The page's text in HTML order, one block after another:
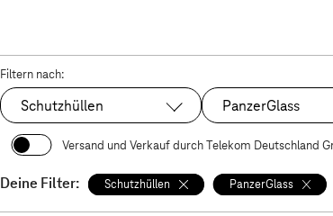
Filtern nach:
Ausgewählt:
Schutzhüllen Ausgewählt:
PanzerGlass
Versand und Verkauf durch Telekom Deutschland
Deine Filter: Schutzhüllen PanzerGlass